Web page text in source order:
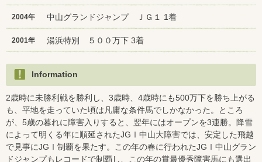
2004年 中山グランドジャンプ ＪＧ１ 1着
2001年 湯浜特別 ５００万下 3着
Information
2歳時に未勝利戦を勝利し、3歳時、4歳時にも500万下を勝ち上がる
も、平地を走っていた頃は凡庸な条件馬でしかなかった。ところ
が、5歳の暮れに障害入りすると、翌年にはオープンを3連勝。降雪
によって明くる年に順延されたJGⅠ中山大障害では、安定した飛越
で見事にJGⅠ制覇を果たす。この年の春に行われたJGⅠ中山グラン
ドジャンプもレコードで制覇し、この年の賞最優秀障害馬にも選出